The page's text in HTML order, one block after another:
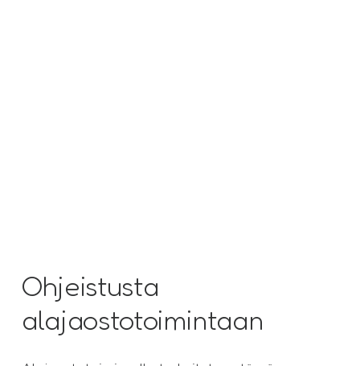
Ohjeistusta
alajaostotoimintaan